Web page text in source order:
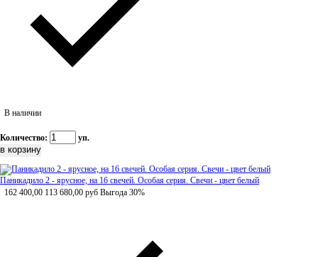
В наличии
Количество: уп.
Паникадило 2 - ярусное, на 16 свечей. Особая серия. Свечи - цвет белый
162 400,00 113 680,00 руб Выгода 30%